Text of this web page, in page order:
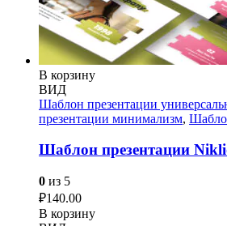
В корзину
ВИД
Шаблон презентации
презентации минимализм,
Шаблон презентации
0 из 5
₽140.00
В корзину